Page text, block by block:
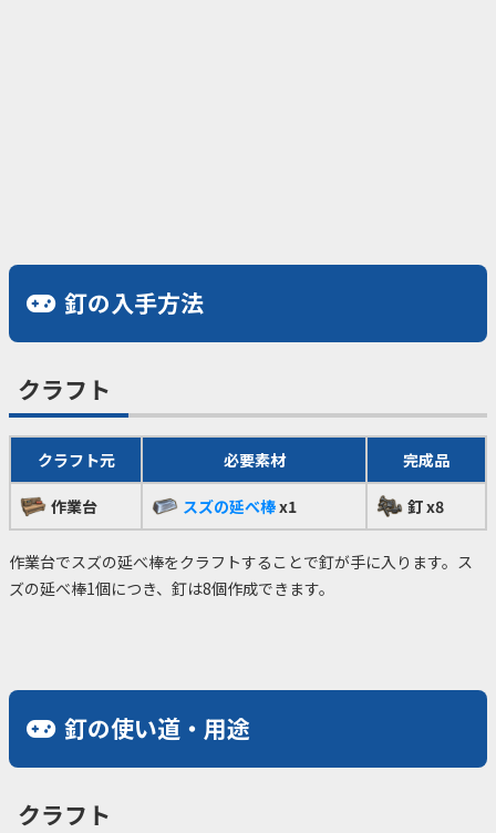
釘の入手方法
クラフト
クラフト元 必要素材 完成品
作業台 スズの延べ棒x1 釘 x8
作業台でスズの延べ棒をクラフトすることで釘が手に入ります。ス
ズの延べ棒1個につき、釘は8個作成できます。
釘の使い道・用途
クラフト